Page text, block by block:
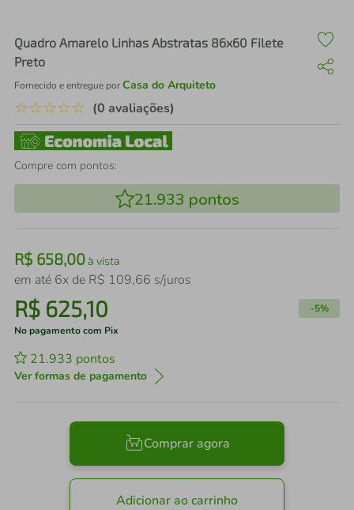
Quadro Amarelo Linhas Abstratas 86x60 Filete
Preto
Fornecido e entregue porCasa do Arquiteto
☆☆☆☆☆ (0 avaliações)
Compre com pontos:
21.933 pontos
R$ 658,00à vista
em até 6x de R$ 109,66 s/juros
R$ 625,10 -5%
No pagamento com Pix
21.933 pontos
Ver formas de pagamento
Comprar agora
Adicionar ao carrinho